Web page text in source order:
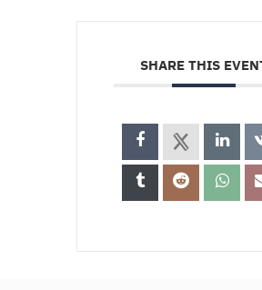
SHARE THIS